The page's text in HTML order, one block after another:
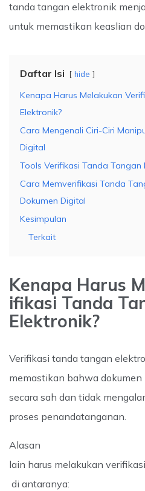
tanda tangan elektronik
untuk memastikan keaslian
Daftar Isi hide
Kenapa Harus Melakukan
Elektronik?
Cara Mengenali Ciri-Ciri
Digital
Tools Verifikasi Tanda Tangan
Cara Memverifikasi Tanda
Dokumen Digital
Kesimpulan
Terkait
Kenapa Harus
ifikasi Tanda
Elektronik?
Verifikasi tanda tangan
memastikan bahwa
secara sah dan tidak
proses penandatanganan.
Alasan
lain harus melakukan
di antaranya: